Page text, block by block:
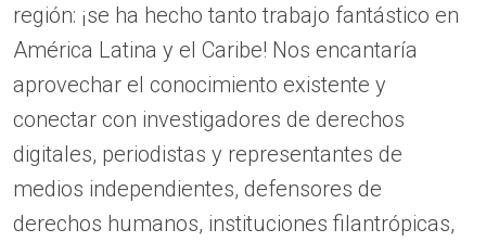
región: ¡se ha hecho tanto trabajo fantástico en
América Latina y el Caribe! Nos encantaría
aprovechar el conocimiento existente y
conectar con investigadores de derechos
digitales, periodistas y representantes de
medios independientes, defensores de
derechos humanos, instituciones filantrópicas,